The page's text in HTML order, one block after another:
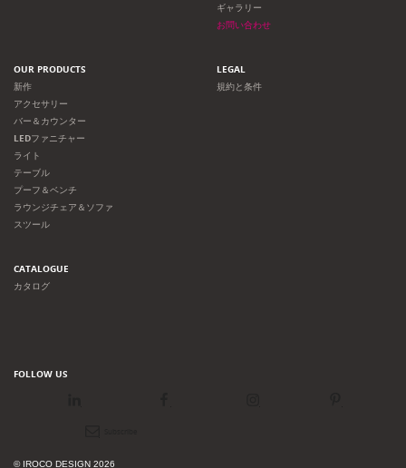
ギャラリー
お問い合わせ
OUR PRODUCTS
新作
アクセサリー
バー＆カウンター
LEDファニチャー
ライト
テーブル
プーフ＆ベンチ
ラウンジチェア＆ソファ
スツール
LEGAL
規約と条件
CATALOGUE
カタログ
FOLLOW US
© IROCO DESIGN 2026